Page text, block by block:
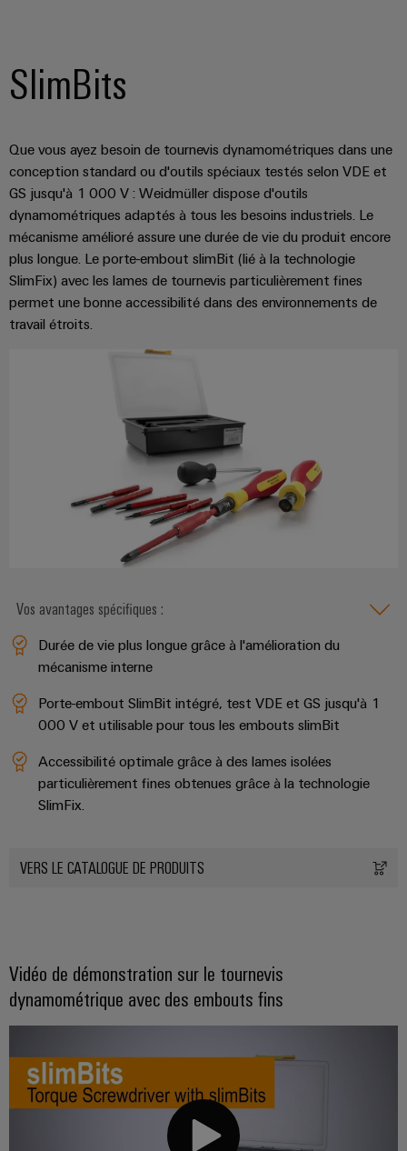
SlimBits
Que vous ayez besoin de tournevis dynamométriques dans une
conception standard ou d'outils spéciaux testés selon VDE et
GS jusqu'à 1 000 V : Weidmüller dispose d'outils
dynamométriques adaptés à tous les besoins industriels. Le
mécanisme amélioré assure une durée de vie du produit encore
plus longue. Le porte-embout slimBit (lié à la technologie
SlimFix) avec les lames de tournevis particulièrement fines
permet une bonne accessibilité dans des environnements de
travail étroits.
Vos avantages spécifiques :
Durée de vie plus longue grâce à l'amélioration du
mécanisme interne
Porte-embout SlimBit intégré, test VDE et GS jusqu'à 1
000 V et utilisable pour tous les embouts slimBit
Accessibilité optimale grâce à des lames isolées
particulièrement fines obtenues grâce à la technologie
SlimFix.
VERS LE CATALOGUE DE PRODUITS
Vidéo de démonstration sur le tournevis
dynamométrique avec des embouts fins